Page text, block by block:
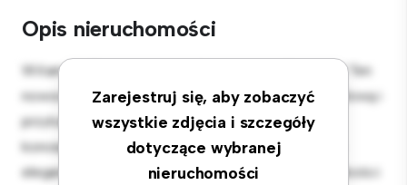
Opis nieruchomości
Zarejestruj się, aby zobaczyć
wszystkie zdjęcia i szczegóły
dotyczące wybranej
nieruchomości
Witamy w Twojej nowej miejskiej oazie w Szczecin! Ten
nowoczesny apartament z 2 sypialniami oferuje stylową i
przytulną przestrzeń do zamieszkania. Otwarta
koncepcja układu idealnie nadaje się do rozrywki, a
elegancka kuchnia jest wyposażona w najwyższej jakości